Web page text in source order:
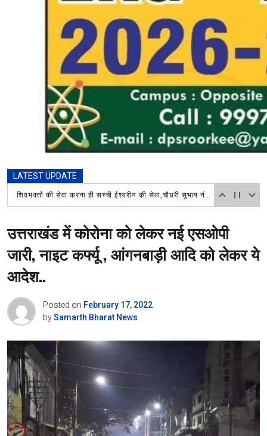
LATEST UPDATE
शिवभक्तों की सेवा करना ही सच्ची ईश्वरीय की सेवा,चौधरी सुभाष नंबरदार पुष्प वर्षा कर किया फल और जल का वितरण,रुड़की के दोनों प्रेस क्लब अध्यक्ष भी रहे मौजूद
उत्तराखंड में कोरोना को लेकर नई एसओपी
जारी, नाइट कर्फ्यू , आंगनबाड़ी आदि को लेकर ये
आदेश..
Posted on February 17, 2022
bySamarth Bharat News